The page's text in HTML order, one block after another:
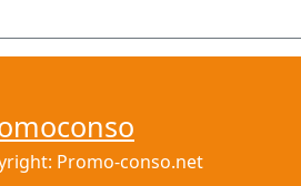
Promo-conso.net